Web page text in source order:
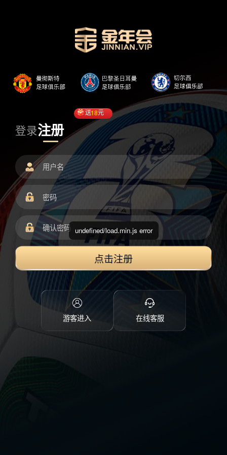
登录注册
送18元
点击注册
游客进入 在线客服
undefined/load.min.js error